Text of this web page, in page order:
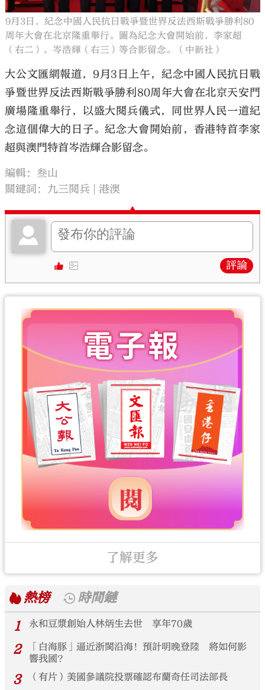
9月3日，紀念中國人民抗日戰爭暨世界反法西斯戰爭勝利80
周年大會在北京隆重舉行。圖為紀念大會開始前，李家超
（右二）、岑浩輝（右三）等合影留念。（中新社）
大公文匯網報道，9月3日上午，紀念中國人民抗日戰
爭暨世界反法西斯戰爭勝利80周年大會在北京天安門
廣場隆重舉行，以盛大閱兵儀式，同世界人民一道紀
念這個偉大的日子。紀念大會開始前，香港特首李家
超與澳門特首岑浩輝合影留念。
編輯：叁山
關鍵詞： 九三閱兵 港澳
評論
了解更多
熱榜
時間鏈
1
永和豆漿創始人林炳生去世 享年70歲
2
「白海豚」逼近浙閩沿海！預計明晚登陸 將如何影
響我國？
3 （有片）美國參議院投票確認布蘭奇任司法部長